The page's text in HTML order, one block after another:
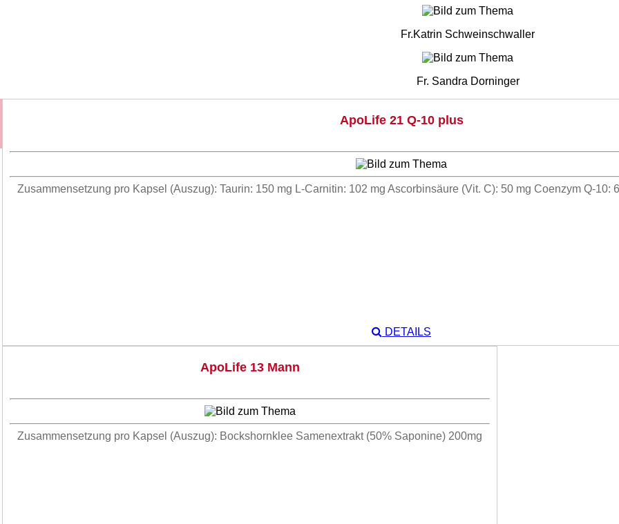
Fr.Katrin Schweinschwaller
Fr. Sandra Dorninger
ApoLife 21 Q-10 plus
Zusammensetzung pro Kapsel (Auszug): Taurin: 150 mg L-Carnitin: 102 mg Ascorbinsäure (Vit. C): 50 mg Coenzym Q-10:
DETAILS
ApoLife 13 Mann
Zusammensetzung pro Kapsel (Auszug): Bockshornklee Samenextrakt (50% Saponine) 200mg